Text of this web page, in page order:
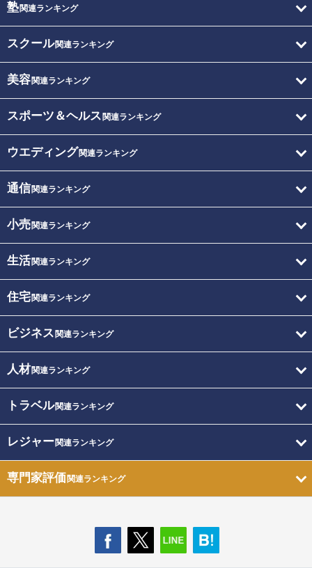
塾関連ランキング
スクール関連ランキング
美容関連ランキング
スポーツ＆ヘルス 関連ランキング
ウエディング関連ランキング
通信関連ランキング
小売関連ランキング
生活関連ランキング
住宅関連ランキング
ビジネス 関連ランキング
人材関連ランキング
トラベル関連ランキング
レジャー関連ランキング
専門家評価関連ランキング